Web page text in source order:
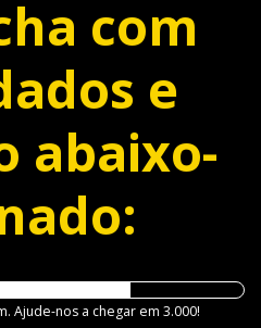
com
e
abaixo-
Ajude-nos a chegar em 3.000!